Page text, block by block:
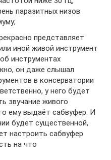
паразитных низов
представляет
иной живой инструмент
инструментах
он даже слышал
в консерватории
у него будет
звучание живого
ему выдаёт сабвуфер. И
будет существенной,
настроить сабвуфер
на что